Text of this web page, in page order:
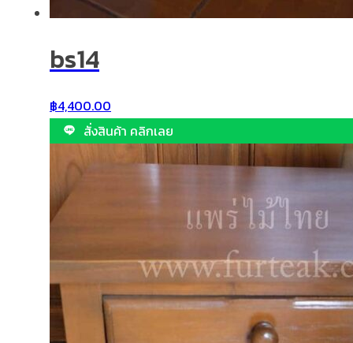
bs14
฿4,400.00
สั่งสินค้า คลิกเลย